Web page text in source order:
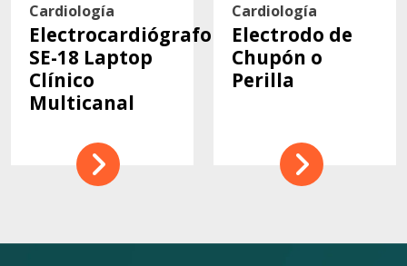
Cardiología
Electrocardiógrafo
SE-18 Laptop
Clínico
Multicanal
Cardiología
Electrodo de
Chupón o
Perilla